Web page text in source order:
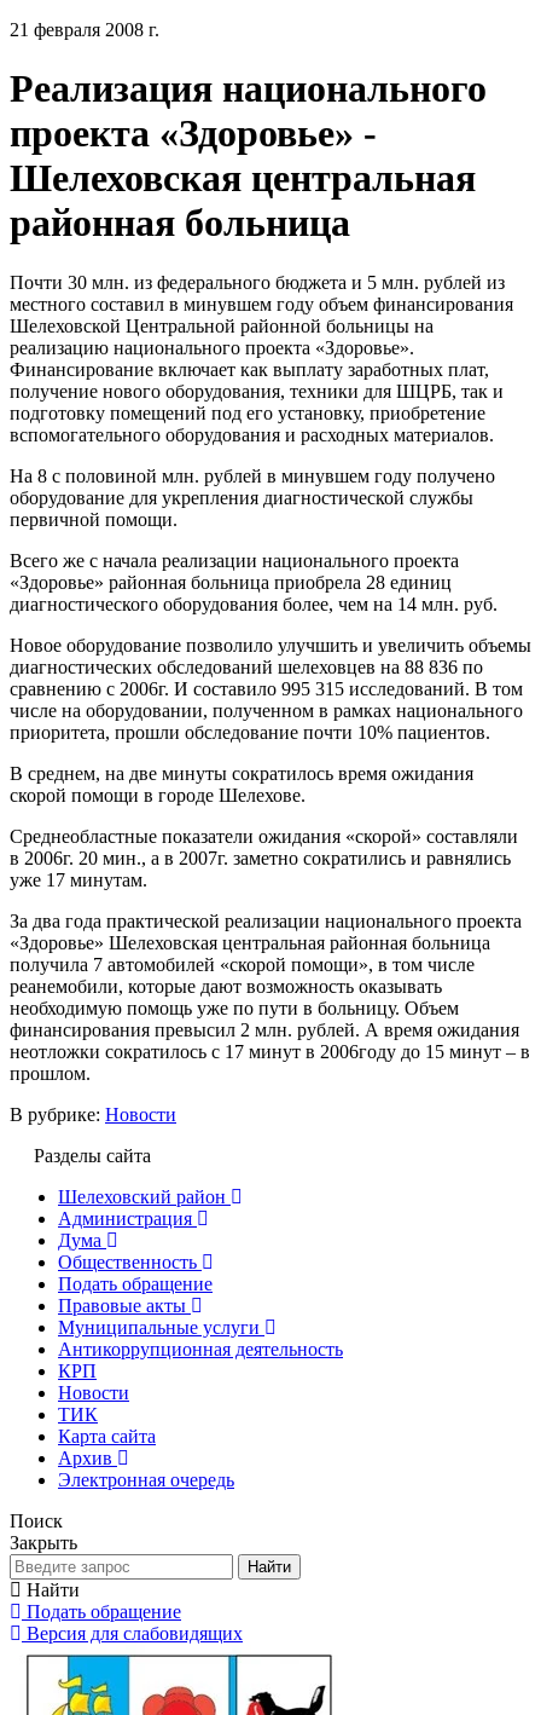
21 февраля 2008 г.
Реализация национального
проекта «Здоровье» -
Шелеховская центральная
районная больница
Почти 30 млн. из федерального бюджета и 5 млн. рублей из
местного составил в минувшем году объем финансирования
Шелеховской Центральной районной больницы на
реализацию национального проекта «Здоровье».
Финансирование включает как выплату заработных плат,
получение нового оборудования, техники для ШЦРБ, так и
подготовку помещений под его установку, приобретение
вспомогательного оборудования и расходных материалов.
На 8 с половиной млн. рублей в минувшем году получено
оборудование для укрепления диагностической службы
первичной помощи.
Всего же с начала реализации национального проекта
«Здоровье» районная больница приобрела 28 единиц
диагностического оборудования более, чем на 14 млн. руб.
Новое оборудование позволило улучшить и увеличить объемы
диагностических обследований шелеховцев на 88 836 по
сравнению с 2006г. И составило 995 315 исследований. В том
числе на оборудовании, полученном в рамках национального
приоритета, прошли обследование почти 10% пациентов.
В среднем, на две минуты сократилось время ожидания
скорой помощи в городе Шелехове.
Среднеобластные показатели ожидания «скорой» составляли
в 2006г. 20 мин., а в 2007г. заметно сократились и равнялись
уже 17 минутам.
За два года практической реализации национального проекта
«Здоровье» Шелеховская центральная районная больница
получила 7 автомобилей «скорой помощи», в том числе
реанемобили, которые дают возможность оказывать
необходимую помощь уже по пути в больницу. Объем
финансирования превысил 2 млн. рублей. А время ожидания
неотложки сократилось с 17 минут в 2006году до 15 минут – в
прошлом.
В рубрике: Новости
Разделы сайта
Шелеховский район
Администрация
Дума
Общественность
Подать обращение
Правовые акты
Муниципальные услуги
Антикоррупционная деятельность
КРП
Новости
ТИК
Карта сайта
Архив
Электронная очередь
Поиск
Закрыть
Найти
Найти
Подать обращение
Версия для слабовидящих